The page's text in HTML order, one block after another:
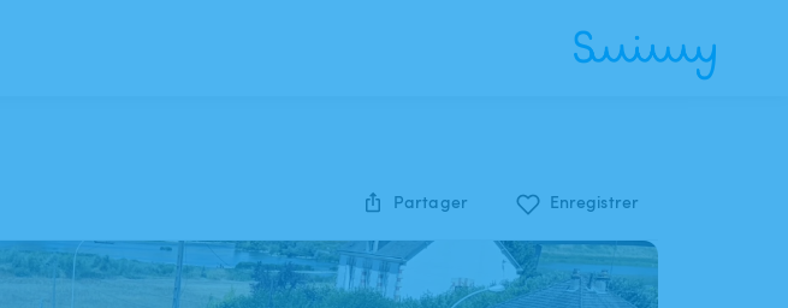
Partager Enregistrer